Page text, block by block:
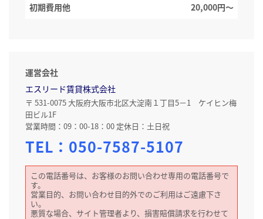
初期費用他 20,000円〜
運営会社
エスリード賃貸株式会社
〒 531-0075 大阪府大阪市北区大淀南１丁目5－1 ケイヒン梅
田ビル1F
営業時間：09：00-18：00 定休日：土日祝
TEL： 050-7587-5107
この電話番号は、お客様のお問い合わせ専用の電話番号で
す。
営業目的、お問い合わせ目的外でのご利用はご遠慮下さ
い。
悪質な場合、サイト管理者より、損害賠償請求を行わせて